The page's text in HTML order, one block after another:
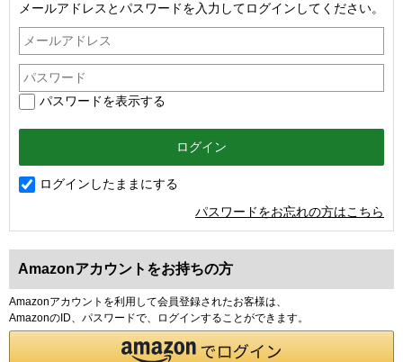
メールアドレスとパスワードを入力してログインしてください。
パスワードを表示する
ログインしたままにする
パスワードをお忘れの方はこちら
Amazonアカウントをお持ちの方
Amazonアカウントを利用して会員登録されたお客様は、
AmazonのID、パスワードで、ログインすることができます。